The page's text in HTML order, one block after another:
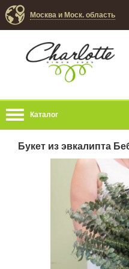
Москва и Моск. область
Каталог
Букет из эвкалипта